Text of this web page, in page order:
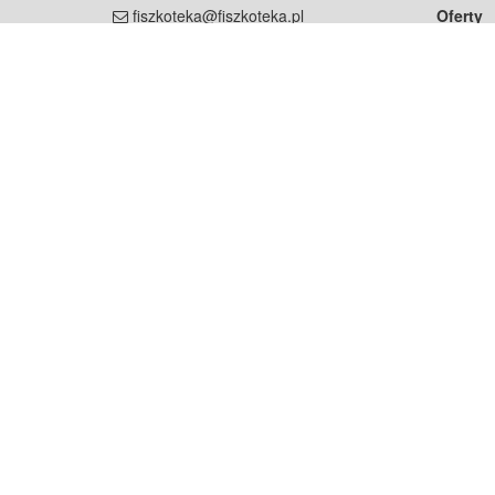
fiszkoteka@fiszkoteka.pl
Oferty